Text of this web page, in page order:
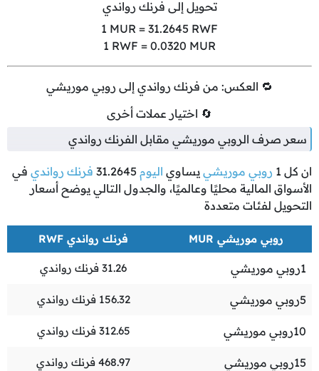
تحويل إلى فرنك رواندي
1 MUR = 31.2645 RWF
1 RWF = 0.0320 MUR
🔁 العكس: من فرنك رواندي إلى روبي موريشي
🔄 اختيار عملات أخرى
سعر صرف الروبي موريشي مقابل الفرنك رواندي
ان كل 1 روبي موريشي يساوي اليوم 31.2645 فرنك رواندي في
الأسواق المالية محليًا وعالميًا، والجدول التالي يوضح أسعار
التحويل لفئات متعددة
روبي موريشي MUR فرنك رواندي RWF
1روبي موريشي 31.26 فرنك رواندي
5روبي موريشي 156.32 فرنك رواندي
10روبي موريشي 312.65 فرنك رواندي
15روبي موريشي 468.97 فرنك رواندي